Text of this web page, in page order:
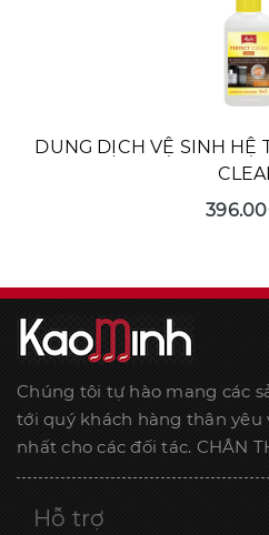
DUNG DỊCH VỆ SINH HỆ
Chúng tôi tự hào mang các
tới quý khách hàng thân yêu
nhất cho các đối tác. CHÂN
Hỗ trợ